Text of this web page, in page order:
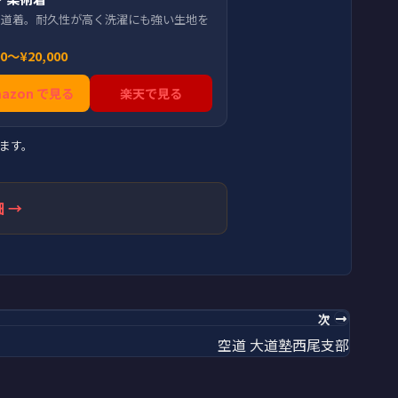
着。耐久性が高く洗濯にも強い生地を
〜¥20,000
で見る 楽天で見る
。
→
次
空道 大道塾西尾支部